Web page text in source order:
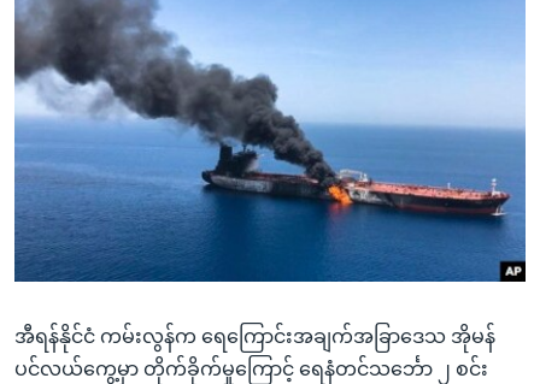
ကျော်
ကြည့်
ရန်
ပင်မ
ညွန်း
စာမျက်နှာ
သို့
ကျော်
ရန်
ရှာဖွေ
အမေရိကန်သုံးအီဒီယံ
မကြေးမုံရဲ့ အင်္ဂလိပ်စာ
ရုပ်ရှင်ထဲက အင်္ဂလိပ်စာ
အပတ်စဉ်ကဏ္ဍများ
ရေဒီယို
တီဗွီ
ရေဒီယိုနှင့်ရုပ်သံ အချက်အလက်များ
ရေဒီယို/တီဗွီအစီအစဉ်
Learning English
ဗွီအိုအေ လူမှုကွန်ယက်များ
ဘာသာစကားများ
အီရန်နိုင်ငံ ကမ်းလွန်က ရေကြောင်းအချက်အခြာဒေသ အိုမန်
ပင်လယ်ကွေ့မှာ တိုက်ခိုက်မှုကြောင့် ရေနံတင်သင်္ဘော ၂ စင်း